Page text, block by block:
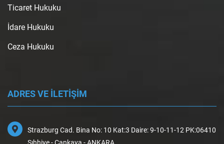
Ticaret Hukuku
İdare Hukuku
Ceza Hukuku
ADRES VE İLETİŞİM
Strazburg Cad. Bina No: 10 Kat:3 Daire: 9-10-11-12 PK:06410
Sıhhiye - Çankaya - ANKARA